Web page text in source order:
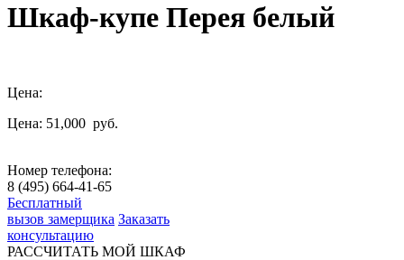
Шкаф-купе Перея белый
Цена:
Цена: 51,000 руб.
Номер телефона:
8 (495) 664-41-65
Бесплатный
вызов замерщика Заказать
консультацию
РАССЧИТАТЬ МОЙ ШКАФ